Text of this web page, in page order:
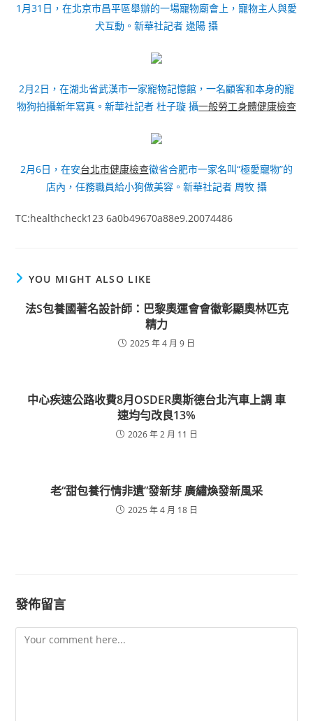
1月31日，在北京市昌平區舉辦的一場寵物廟會上，寵物主人與愛
犬互動。新華社記者 逯陽 攝
2月2日，在湖北省武漢市一家寵物記憶館，一名顧客和本身的寵
物狗拍攝新年寫真。新華社記者 杜子璇 攝一般勞工身體健康檢查
2月6日，在安台北巿健康檢查徽省合肥市一家名叫“極愛寵物”的
店內，任務職員給小狗做美容。新華社記者 周牧 攝
TC:healthcheck123 6a0b49670a88e9.20074486
YOU MIGHT ALSO LIKE
法S包養國著名設計師：巴黎奧運會會徽彰顯奧林匹克
精力
2025 年 4 月 9 日
中心疾速公路收費8月OSDER奧斯德台北汽車上調 車
速均勻改良13%
2026 年 2 月 11 日
老“甜包養行情非遺”發新芽 廣繡煥發新風采
2025 年 4 月 18 日
發佈留言
Comment